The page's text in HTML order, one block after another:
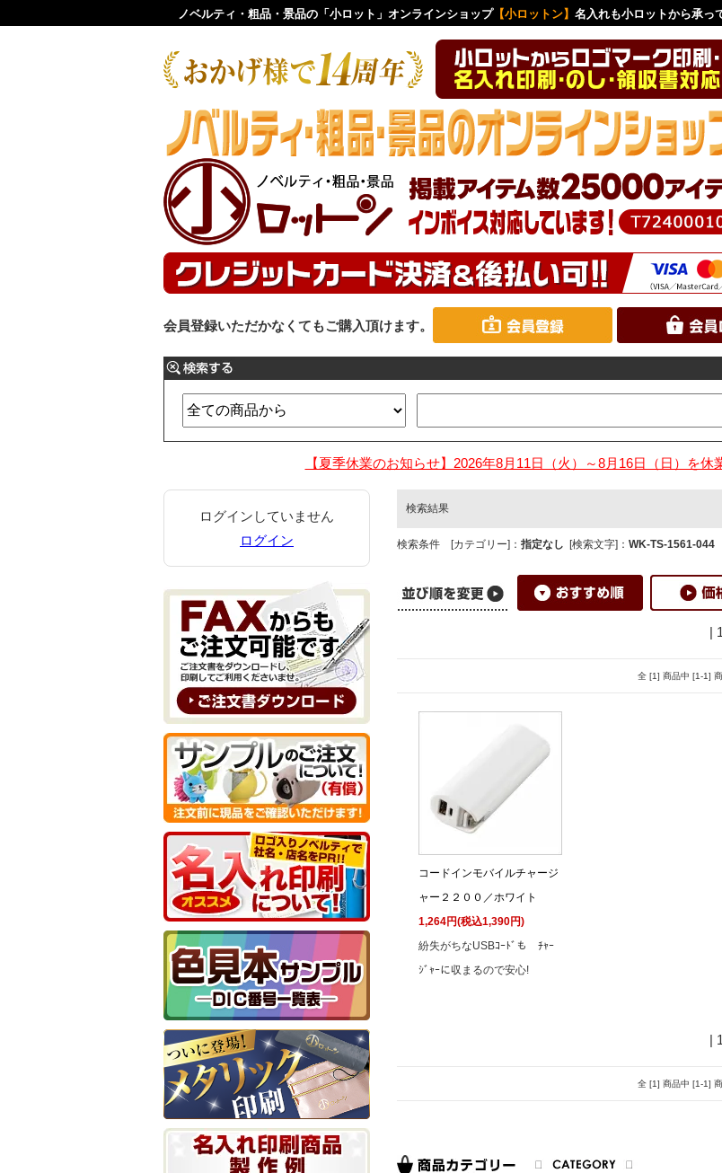
ノベルティ・粗品・景品の「小ロット」オンラインショップ【小ロットン】 名入れも小ロットから承っ
会員登録いただかなくてもご購入頂けます。
【夏季休業のお知らせ】2026年8月11日（火）～8月16日（日）を
ログインしていません
ログイン
検索結果
検索条件 [カテゴリー]： 指定なし [検索文字]： WK-TS-1561-044
|
全 [1] 商品中 [1-1]
コードインモバイルチャージ
ャー２２００／ホワイト
1,264円(税込1,390円)
紛失がちなUSBｺｰﾄﾞも ﾁｬｰ
ｼﾞｬｰに収まるので安心!
|
全 [1] 商品中 [1-1]